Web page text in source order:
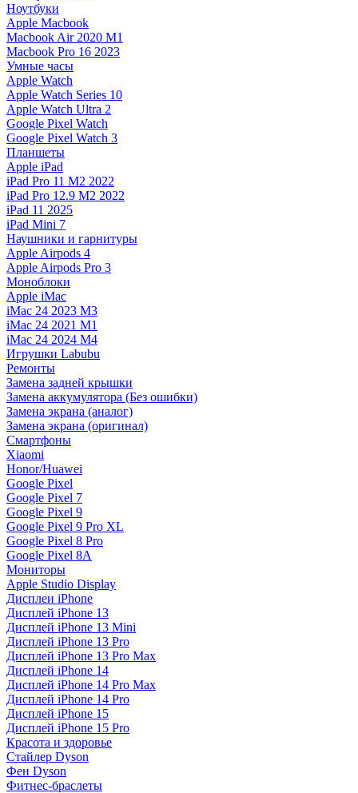
Ноутбуки
Apple Macbook
Macbook Air 2020 M1
Macbook Pro 16 2023
Умные часы
Apple Watch
Apple Watch Series 10
Apple Watch Ultra 2
Google Pixel Watch
Google Pixel Watch 3
Планшеты
Apple iPad
iPad Pro 11 M2 2022
iPad Pro 12.9 M2 2022
iPad 11 2025
iPad Mini 7
Наушники и гарнитуры
Apple Airpods 4
Apple Airpods Pro 3
Моноблоки
Apple iMac
iMac 24 2023 M3
iMac 24 2021 M1
iMac 24 2024 M4
Игрушки Labubu
Ремонты
Замена задней крышки
Замена аккумулятора (Без ошибки)
Замена экрана (аналог)
Замена экрана (оригинал)
Смартфоны
Xiaomi
Honor/Huawei
Google Pixel
Google Pixel 7
Google Pixel 9
Google Pixel 9 Pro XL
Google Pixel 8 Pro
Google Pixel 8A
Мониторы
Apple Studio Display
Дисплеи iPhone
Дисплей iPhone 13
Дисплей iPhone 13 Mini
Дисплей iPhone 13 Pro
Дисплей iPhone 13 Pro Max
Дисплей iPhone 14
Дисплей iPhone 14 Pro Max
Дисплей iPhone 14 Pro
Дисплей iPhone 15
Дисплей iPhone 15 Pro
Красота и здоровье
Стайлер Dyson
Фен Dyson
Фитнес-браслеты